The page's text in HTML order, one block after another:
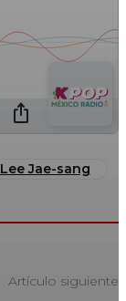
Lee Jae-sang
Artículo siguiente